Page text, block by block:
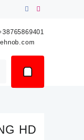
HD